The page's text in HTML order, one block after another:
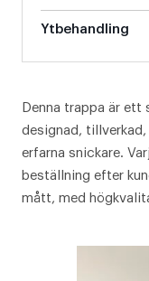
Ytbehandling
Denna trappa är
designad,
erfarna snickare.
beställning efter
mått, med